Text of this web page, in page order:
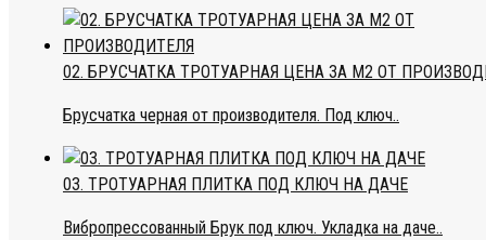
02. БРУСЧАТКА ТРОТУАРНАЯ ЦЕНА ЗА М2 ОТ
Брусчатка черная от производителя. Под ключ..
03. ТРОТУАРНАЯ ПЛИТКА ПОД КЛЮЧ НА ДАЧЕ
Вибропрессованный Брук под ключ. Укладка на даче..